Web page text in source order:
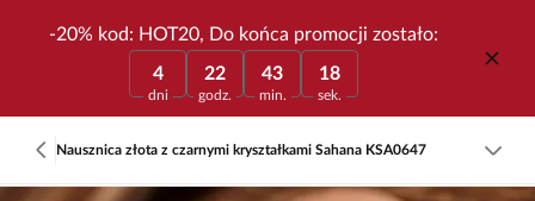
-20% kod: HOT20, Do końca promocji zostało:
4
dni
22
godz.
43
min.
18
sek.
Nausznica złota z czarnymi kryształkami Sahana KSA0647